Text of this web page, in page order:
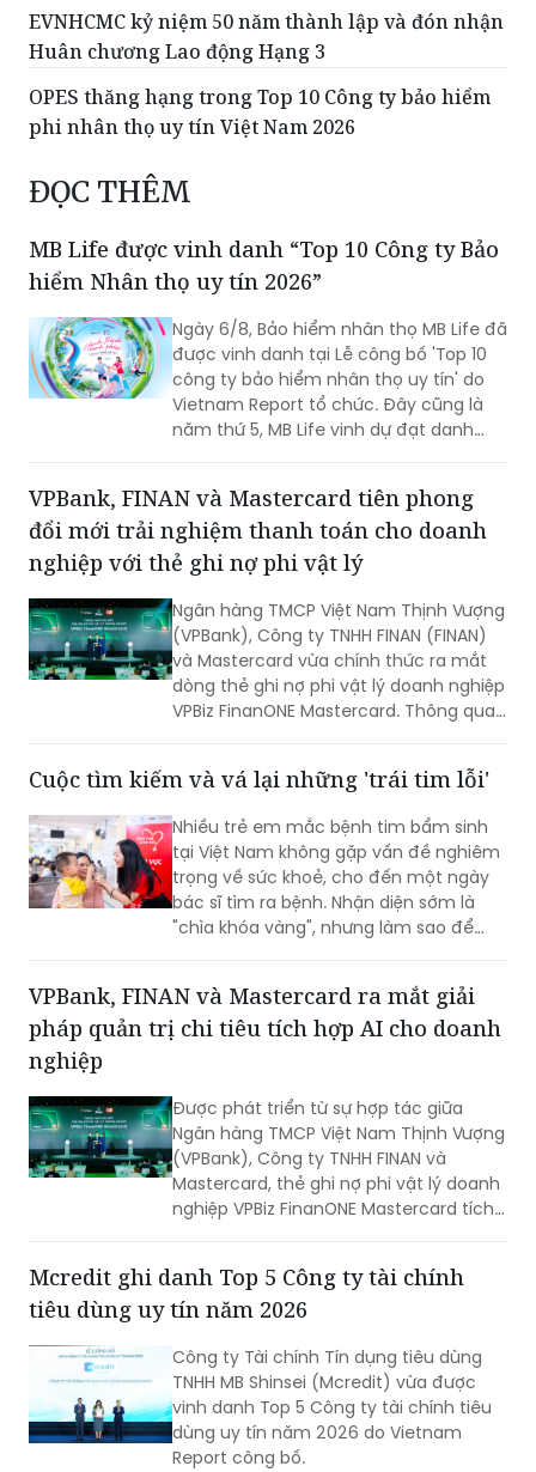
EVNHCMC kỷ niệm 50 năm thành lập và đón nhận
Huân chương Lao động Hạng 3
OPES thăng hạng trong Top 10 Công ty bảo hiểm
phi nhân thọ uy tín Việt Nam 2026
ĐỌC THÊM
MB Life được vinh danh “Top 10 Công ty Bảo
hiểm Nhân thọ uy tín 2026”
Ngày 6/8, Bảo hiểm nhân thọ MB Life đã
được vinh danh tại Lễ công bố 'Top 10
công ty bảo hiểm nhân thọ uy tín' do
Vietnam Report tổ chức. Đây cũng là
năm thứ 5, MB Life vinh dự đạt danh
chỉ đặt sự tín nhiệm lên hàng đầu suốt
một thập kỷ.
VPBank, FINAN và Mastercard tiên phong
đổi mới trải nghiệm thanh toán cho doanh
nghiệp với thẻ ghi nợ phi vật lý
Ngân hàng TMCP Việt Nam Thịnh Vượng
(VPBank), Công ty TNHH FINAN (FINAN)
và Mastercard vừa chính thức ra mắt
dòng thẻ ghi nợ phi vật lý doanh nghiệp
VPBiz FinanONE Mastercard. Thông qua
hiện đại, nơi doanh nghiệp có thể chủ
động kiểm soát ngân sách, tối ưu dòng
tiền và nâng cao hiệu quả vận hành
ngay từ những giao dịch hàng ngày.
Cuộc tìm kiếm và vá lại những 'trái tim lỗi'
Nhiều trẻ em mắc bệnh tim bẩm sinh
tại Việt Nam không gặp vấn đề nghiêm
trọng về sức khoẻ, cho đến một ngày
bác sĩ tìm ra bệnh. Nhận diện sớm là
"chìa khóa vàng", nhưng làm sao để
nơi điều kiện y tế còn thiếu thốn?
VPBank, FINAN và Mastercard ra mắt giải
pháp quản trị chi tiêu tích hợp AI cho doanh
nghiệp
Được phát triển từ sự hợp tác giữa
Ngân hàng TMCP Việt Nam Thịnh Vượng
(VPBank), Công ty TNHH FINAN và
Mastercard, thẻ ghi nợ phi vật lý doanh
nghiệp VPBiz FinanONE Mastercard tích
doanh nghiệp rút ngắn quy trình phê
duyệt chi tiêu, trao quyền chủ động
chặt chẽ ngân sách và dòng tiền theo
thời gian thực.
Mcredit ghi danh Top 5 Công ty tài chính
tiêu dùng uy tín năm 2026
Công ty Tài chính Tín dụng tiêu dùng
TNHH MB Shinsei (Mcredit) vừa được
vinh danh Top 5 Công ty tài chính tiêu
dùng uy tín năm 2026 do Vietnam
Report công bố.